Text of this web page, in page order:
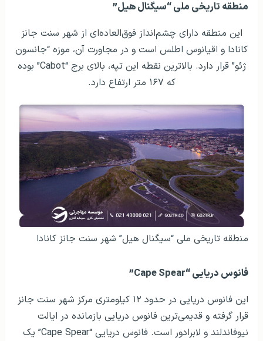
منطقه تاریخی ملی “سیگنال هیل”
این منطقه دارای چشم‌انداز فوق‌العاده‌ای از شهر سنت جانز
کانادا و اقیانوس اطلس است و در مجاورت آن، موزه “جانسون
ژئو” قرار دارد. بالاترین نقطه این تپه، بالای برج “Cabot” بوده
که ۱۶۷ متر ارتفاع دارد.
منطقه تاریخی ملی “سیگنال هیل” شهر سنت جانز کانادا
فانوس دریایی “Cape Spear”
این فانوس دریایی در حدود ۱۲ کیلومتری مرکز شهر سنت جانز
قرار گرفته و قدیمی‌ترین فانوس دریایی بازمانده در ایالت
نیوفاندلند و لابرادور است. فانوس دریایی “Cape Spear” یک